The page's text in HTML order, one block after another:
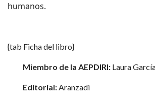
humanos.
{tab Ficha del libro}
Miembro de la AEPDIRI: Laura
Editorial:Aranzadi